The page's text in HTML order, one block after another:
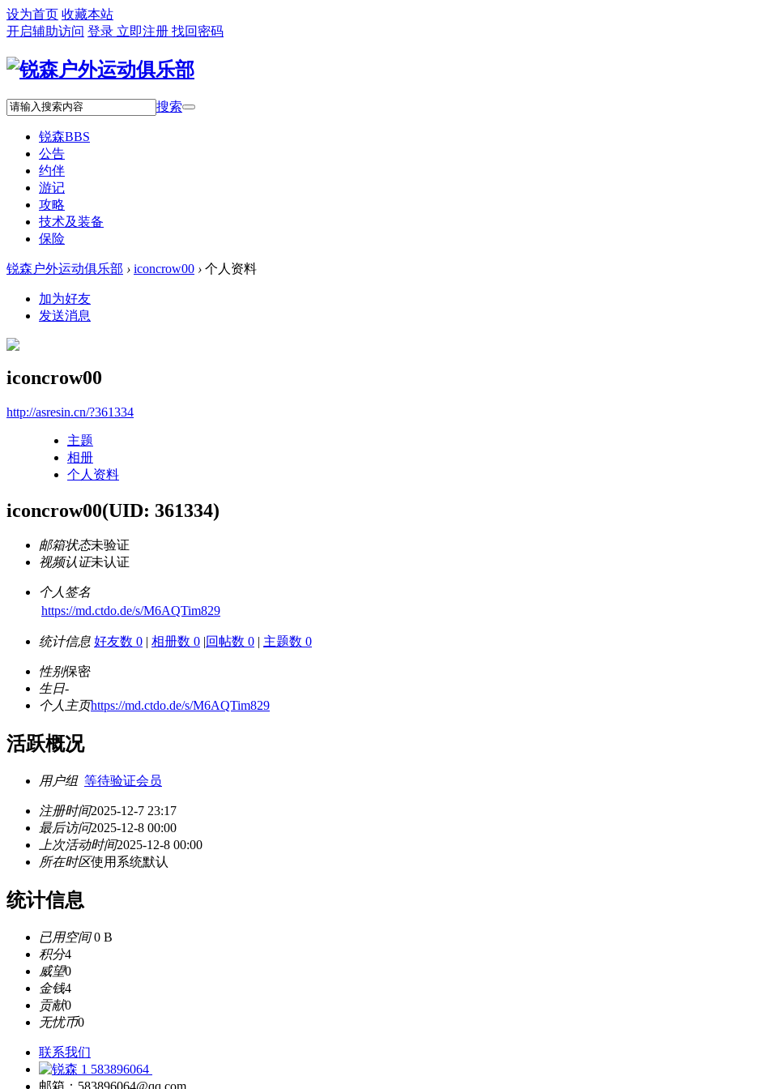
设为首页 收藏本站
开启辅助访问 登录 立即注册 找回密码
搜索
锐森BBS
公告
约伴
游记
攻略
技术及装备
保险
锐森户外运动俱乐部 › iconcrow00 › 个人资料
加为好友
发送消息
iconcrow00
http://asresin.cn/?361334
主题
相册
个人资料
iconcrow00(UID: 361334)
邮箱状态未验证
视频认证未认证
个人签名
https://md.ctdo.de/s/M6AQTim829
统计信息 好友数 0 | 相册数 0 |回帖数 0 | 主题数 0
性别保密
生日-
个人主页https://md.ctdo.de/s/M6AQTim829
活跃概况
用户组 等待验证会员
注册时间2025-12-7 23:17
最后访问2025-12-8 00:00
上次活动时间2025-12-8 00:00
所在时区使用系统默认
统计信息
已用空间0 B
积分4
威望0
金钱4
贡献0
无忧币0
联系我们
583896064
邮箱：583896064@qq.com